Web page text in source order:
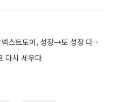
"KSPO 돔도 작아"⋯보이넥스트도어, 성장→또 성장 다짐한 투어 피날레
다시 세우다